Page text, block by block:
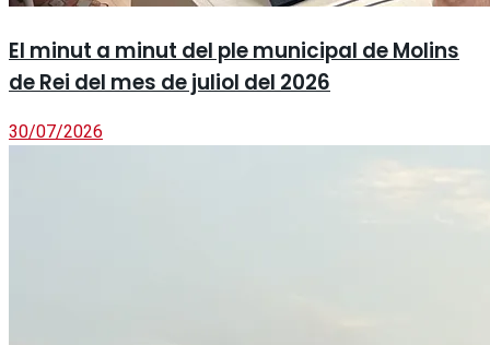
El minut a minut del ple municipal de Molins
de Rei del mes de juliol del 2026
30/07/2026